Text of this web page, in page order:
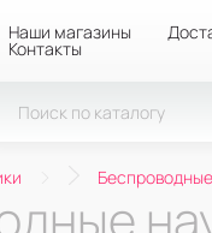
Наши магазины
Контакты